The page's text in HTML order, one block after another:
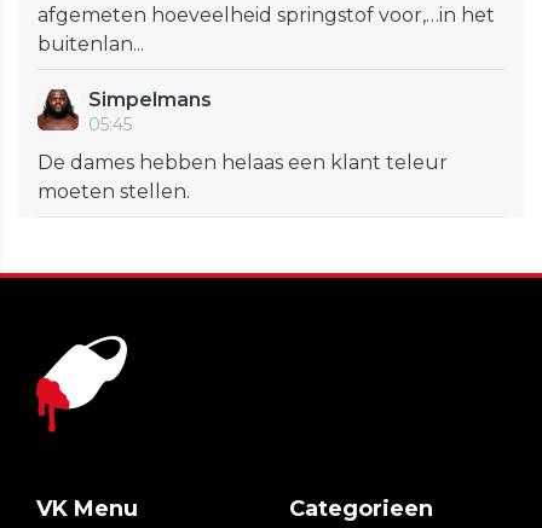
afgemeten hoeveelheid springstof voor,…in het
buitenlan...
Simpelmans
05:45
De dames hebben helaas een klant teleur
moeten stellen.
VK Menu Categorieen